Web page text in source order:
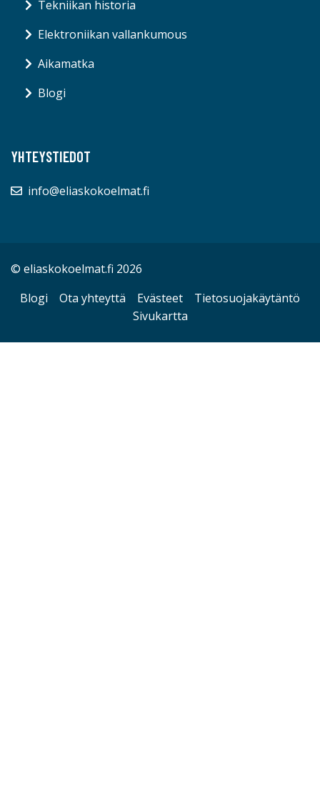
Tekniikan historia
Elektroniikan vallankumous
Aikamatka
Blogi
YHTEYSTIEDOT
info@eliaskokoelmat.fi
© eliaskokoelmat.fi 2026
Blogi
Ota yhteyttä Evästeet
Tietosuojakäytäntö
Sivukartta